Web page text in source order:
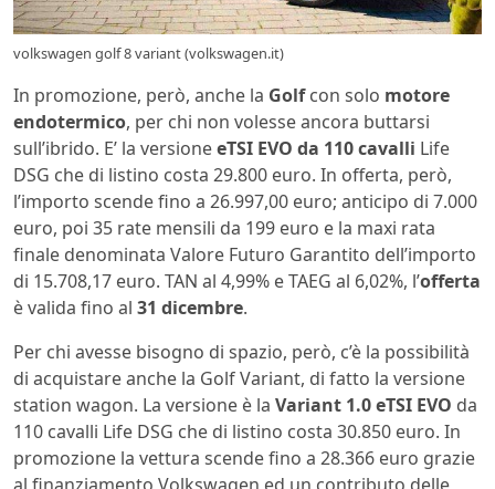
volkswagen golf 8 variant (volkswagen.it)
In promozione, però, anche la Golfcon solo motore
endotermico, per chi non volesse ancora buttarsi
sull’ibrido. E’ la versioneeTSI EVO da 110 cavalli Life
DSG che di listino costa 29.800 euro. In offerta, però,
l’importo scende fino a 26.997,00 euro; anticipo di 7.000
euro, poi 35 rate mensili da 199 euro e la maxi rata
finale denominata Valore Futuro Garantito dell’importo
di 15.708,17 euro. TAN al 4,99% e TAEG al 6,02%, l’offerta
è valida fino al 31 dicembre.
Per chi avesse bisogno di spazio, però, c’è la possibilità
di acquistare anche la Golf Variant, di fatto la versione
station wagon. La versione è la Variant 1.0 eTSI EVO da
110 cavalli Life DSG che di listino costa 30.850 euro. In
promozione la vettura scende fino a 28.366 euro grazie